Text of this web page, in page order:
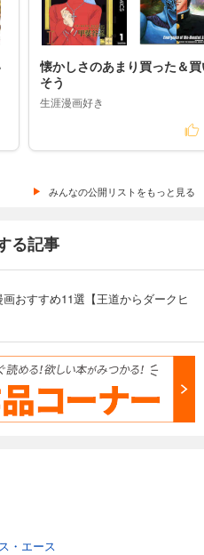
懐かしさのあまり買った＆
そう
生涯漫画好き
みんなの公開リストをもっと見る
る記事
おすすめ11選【王道からダークヒ
・エース